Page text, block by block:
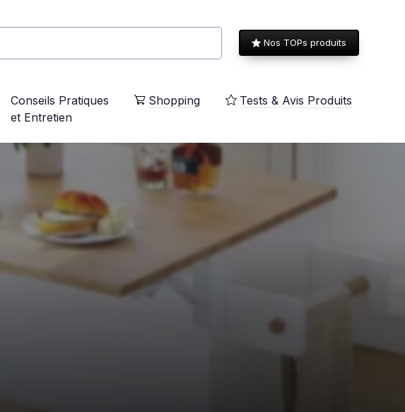
Nos TOPs produits
Conseils Pratiques
et Entretien
Shopping Tests & Avis Produits